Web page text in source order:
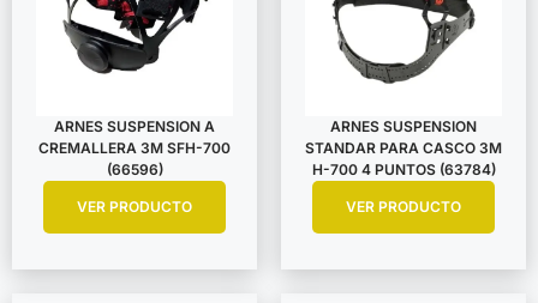
ARNES SUSPENSION A
CREMALLERA 3M SFH-700
(66596)
VER PRODUCTO
ARNES SUSPENSION
STANDAR PARA CASCO 3M
H-700 4 PUNTOS (63784)
VER PRODUCTO